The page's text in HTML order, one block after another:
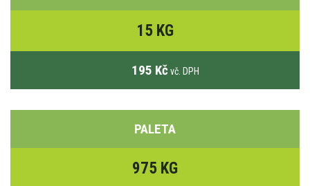
15 KG
195 Kč vč. DPH
PALETA
975 KG